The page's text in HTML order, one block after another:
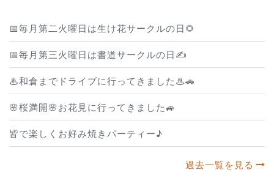
📅毎月第二火曜日は生け花サークルの日🌻
📅毎月第三火曜日は書道サークルの日✍️
♨和倉までドライブに行ってきました♨🚗
🌸桜満開🌸お花見に行ってきました🚙
皆で楽しくお好み焼きパーティー♪
過去一覧を見る